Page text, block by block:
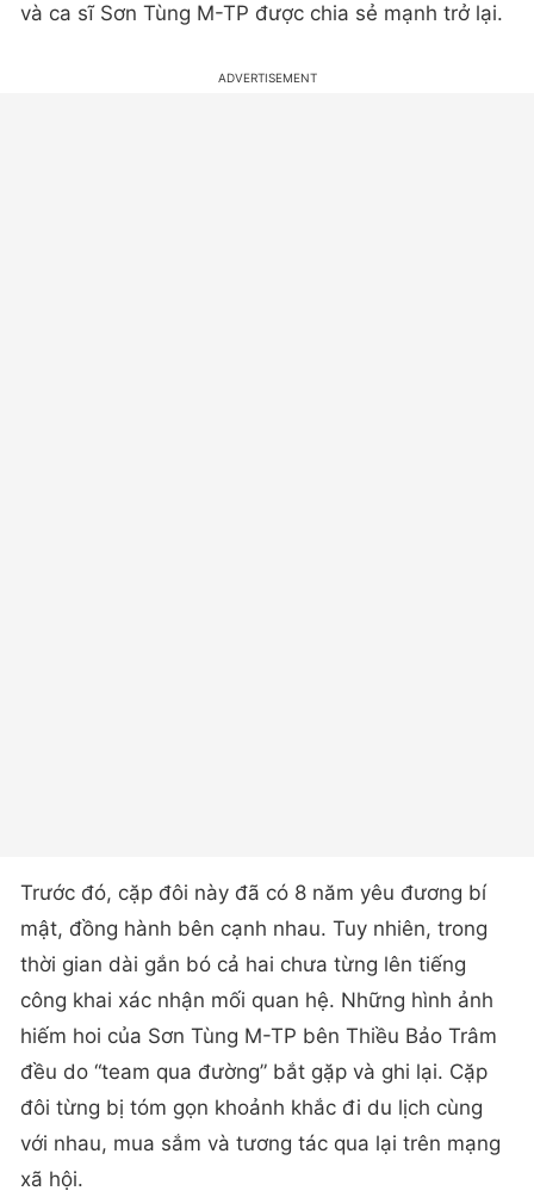
và ca sĩ Sơn Tùng M-TP được chia sẻ mạnh trở lại.
Trước đó, cặp đôi này đã có 8 năm yêu đương bí
mật, đồng hành bên cạnh nhau. Tuy nhiên, trong
thời gian dài gắn bó cả hai chưa từng lên tiếng
công khai xác nhận mối quan hệ. Những hình ảnh
hiếm hoi của Sơn Tùng M-TP bên Thiều Bảo Trâm
đều do “team qua đường” bắt gặp và ghi lại. Cặp
đôi từng bị tóm gọn khoảnh khắc đi du lịch cùng
với nhau, mua sắm và tương tác qua lại trên mạng
xã hội.